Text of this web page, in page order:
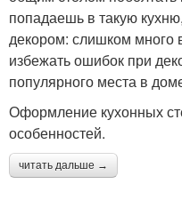
попадаешь в такую
декором: слишком много
избежать ошибок при
популярного места в
Оформление кухонных
особенностей.
читать дальше →